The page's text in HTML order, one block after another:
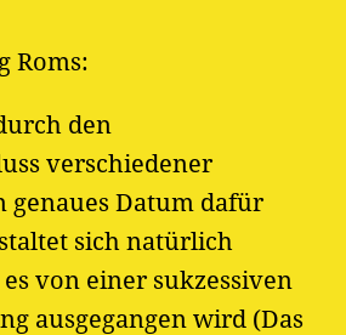
Roms:
den
verschiedener
genaues Datum dafür
sich natürlich
von einer sukzessiven
ausgegangen wird (Das